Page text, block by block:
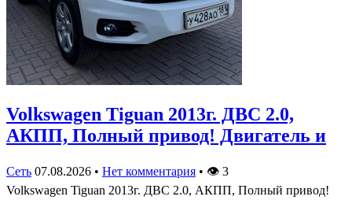
Volkswagen Tiguan 2013г. ДВС 2.0,
АКПП, Полный привод! Двигатель и
Сеть 07.08.2026 • Нет комментария • 👁 3
Volkswagen Tiguan 2013г. ДВС 2.0, АКПП, Полный привод!